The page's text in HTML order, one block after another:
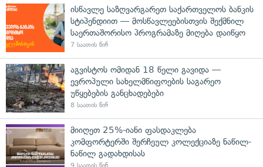
ისწავლე საზღვარგარეთ საქართველოს ბანკის
სტიპენდიით — მოსწავლეებისთვის შექმნილ
საერთაშორისო პროგრამაზე მიღება დაიწყო
7 საათის წინ
აგვისტოს ომიდან 18 წელი გავიდა —
ევროპული სახელმწიფოების საგარეო
უწყებების განცხადებები
8 საათის წინ
მიიღეთ 25%-იანი ფასდაკლება
კომფორტერში შერჩეულ კოლექციაზე ნაწილ-
ნაწილ გადახდისას
9 საათის წინ